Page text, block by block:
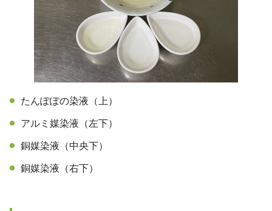
たんぽぽの染液（上）
アルミ媒染液（左下）
銅媒染液（中央下）
銅媒染液（右下）